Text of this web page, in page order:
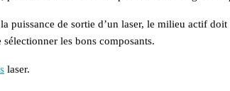
puissance de sortie d’un laser, le milieu actif
les bons composants.
laser.